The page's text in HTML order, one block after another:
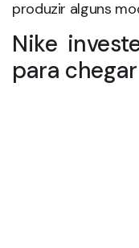
tecnologia gera
e apresenta um
termos de